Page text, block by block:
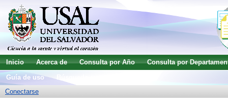
Inicio Acerca de Consulta por Año
Consulta por
Guía de uso
Conectarse